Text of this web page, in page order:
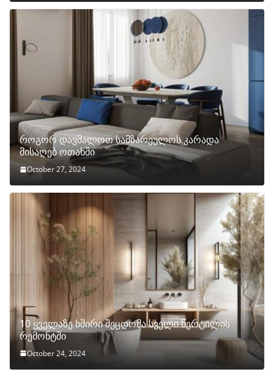
როგორ დავმალოთ სამზარეულოს კარადა
მისაღებ ოთახში
October 27, 2024
10 ყველაზე ხშირი შეცდომა სველი წერტილის
რემონტში
October 24, 2024